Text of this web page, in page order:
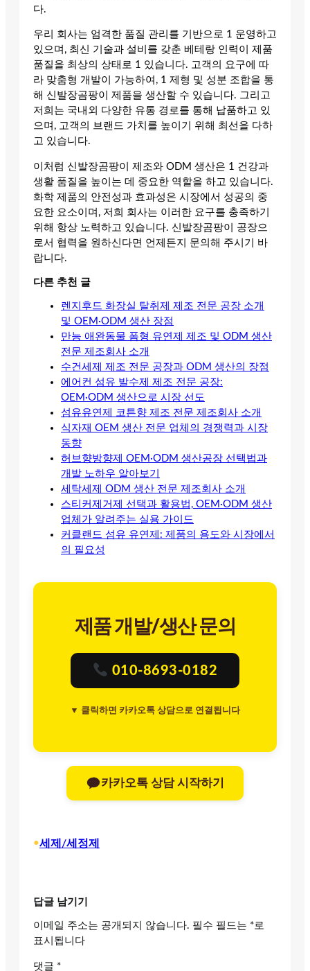
다.
우리 회사는 엄격한 품질 관리를 기반으로 1 운영하고
있으며, 최신 기술과 설비를 갖춘 베테랑 인력이 제품
품질을 최상의 상태로 1 있습니다. 고객의 요구에 따
라 맞춤형 개발이 가능하여, 1 제형 및 성분 조합을 통
해 신발장곰팡이 제품을 생산할 수 있습니다. 그리고
저희는 국내외 다양한 유통 경로를 통해 납품하고 있
으며, 고객의 브랜드 가치를 높이기 위해 최선을 다하
고 있습니다.
이처럼 신발장곰팡이 제조와 ODM 생산은 1 건강과
생활 품질을 높이는 데 중요한 역할을 하고 있습니다.
화학 제품의 안전성과 효과성은 시장에서 성공의 중
요한 요소이며, 저희 회사는 이러한 요구를 충족하기
위해 항상 노력하고 있습니다. 신발장곰팡이 공장으
로서 협력을 원하신다면 언제든지 문의해 주시기 바
랍니다.
다른 추천 글
렌지후드 화장실 탈취제 제조 전문 공장 소개
및 OEM·ODM 생산 장점
만능 애완동물 폼형 유연제 제조 및 ODM 생산
전문 제조회사 소개
수건세제 제조 전문 공장과 ODM 생산의 장점
에어컨 섬유 발수제 제조 전문 공장:
OEM·ODM 생산으로 시장 선도
섬유유연제 코튼향 제조 전문 제조회사 소개
식자재 OEM 생산 전문 업체의 경쟁력과 시장
동향
허브향방향제 OEM·ODM 생산공장 선택법과
개발 노하우 알아보기
세탁세제 ODM 생산 전문 제조회사 소개
스티커제거제 선택과 활용법, OEM·ODM 생산
업체가 알려주는 실용 가이드
커클랜드 섬유 유연제: 제품의 용도와 시장에서
의 필요성
제품 개발/생산 문의
010-8693-0182
▼ 클릭하면 카카오톡 상담으로 연결됩니다
카카오톡 상담 시작하기
•세제/세정제
답글 남기기
이메일 주소는 공개되지 않습니다. 필수 필드는 *로
표시됩니다
댓글 *